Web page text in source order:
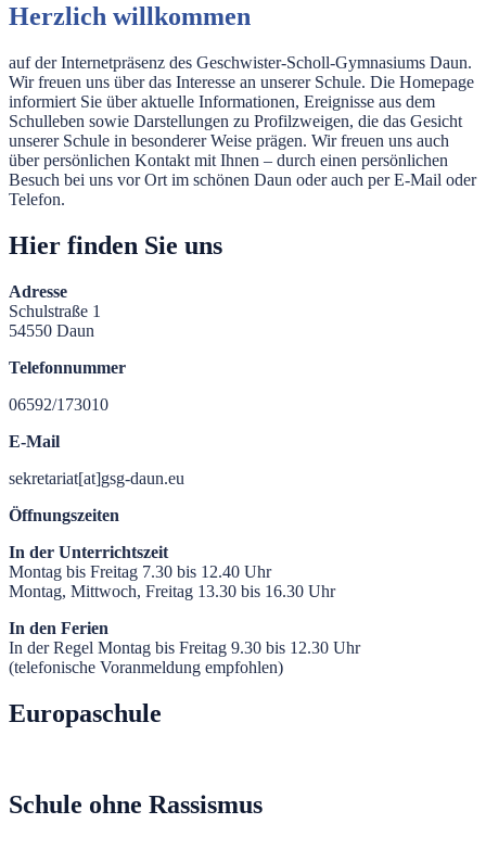
Herzlich willkommen
auf der Internetpräsenz des Geschwister-Scholl-Gymnasiums Daun.
Wir freuen uns über das Interesse an unserer Schule. Die Homepage
informiert Sie über aktuelle Informationen, Ereignisse aus dem
Schulleben sowie Darstellungen zu Profilzweigen, die das Gesicht
unserer Schule in besonderer Weise prägen. Wir freuen uns auch
über persönlichen Kontakt mit Ihnen – durch einen persönlichen
Besuch bei uns vor Ort im schönen Daun oder auch per E-Mail oder
Telefon.
Hier finden Sie uns
Adresse
Schulstraße 1
54550 Daun
Telefonnummer
06592/173010
E-Mail
sekretariat[at]gsg-daun.eu
Öffnungszeiten
In der Unterrichtszeit
Montag bis Freitag 7.30 bis 12.40 Uhr
Montag, Mittwoch, Freitag 13.30 bis 16.30 Uhr
In den Ferien
In der Regel Montag bis Freitag 9.30 bis 12.30 Uhr
(telefonische Voranmeldung empfohlen)
Europaschule
Schule ohne Rassismus